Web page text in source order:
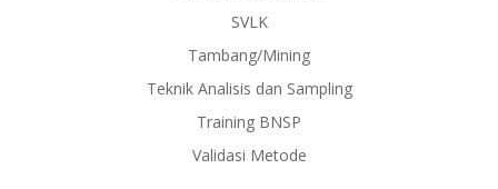
SVLK
Tambang/Mining
Teknik Analisis dan Sampling
Training BNSP
Validasi Metode